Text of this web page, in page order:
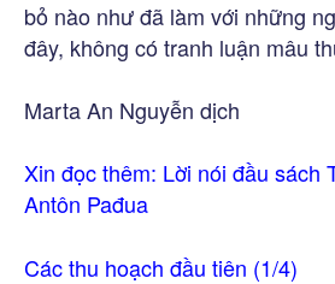
bỏ nào như đã làm với những
đây, không có tranh luận mâu
Marta An Nguyễn dịch
Xin đọc thêm: Lời nói đầu sách
Antôn Pađua
Các thu hoạch đầu tiên (1/4)